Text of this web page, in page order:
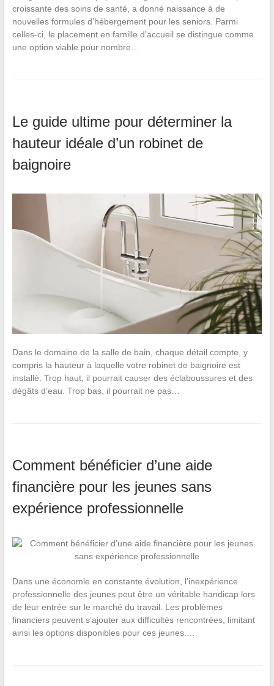
croissante des soins de santé, a donné naissance à de
nouvelles formules d’hébergement pour les seniors. Parmi
celles-ci, le placement en famille d’accueil se distingue comme
une option viable pour nombre…
Le guide ultime pour déterminer la
hauteur idéale d’un robinet de
baignoire
Dans le domaine de la salle de bain, chaque détail compte, y
compris la hauteur à laquelle votre robinet de baignoire est
installé. Trop haut, il pourrait causer des éclaboussures et des
dégâts d’eau. Trop bas, il pourrait ne pas…
Comment bénéficier d’une aide
financière pour les jeunes sans
expérience professionnelle
Dans une économie en constante évolution, l’inexpérience
professionnelle des jeunes peut être un véritable handicap lors
de leur entrée sur le marché du travail. Les problèmes
financiers peuvent s’ajouter aux difficultés rencontrées, limitant
ainsi les options disponibles pour ces jeunes.…